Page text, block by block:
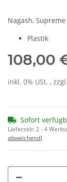
Nagash,
Plastik
108,00
inkl. 0% USt. , zzgl.
Sofort
Lieferzeit:2 - 4
abweichend)